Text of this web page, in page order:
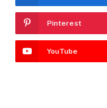
Pinterest
YouTube